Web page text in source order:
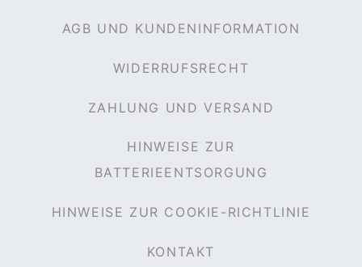
AGB UND KUNDENINFORMATION
WIDERRUFSRECHT
ZAHLUNG UND VERSAND
HINWEISE ZUR
BATTERIEENTSORGUNG
HINWEISE ZUR COOKIE-RICHTLINIE
KONTAKT